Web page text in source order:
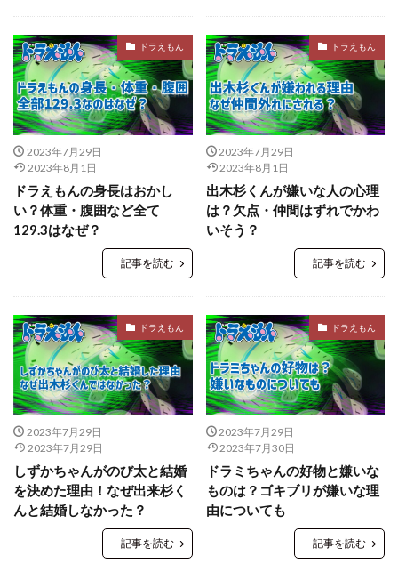
ドラえもん
2023年7月29日
2023年8月1日
ドラえもんの身長はおかし
い？体重・腹囲など全て
129.3はなぜ？
記事を読む
ドラえもん
2023年7月29日
2023年8月1日
出木杉くんが嫌いな人の心理
は？欠点・仲間はずれでかわ
いそう？
記事を読む
ドラえもん
2023年7月29日
2023年7月29日
しずかちゃんがのび太と結婚
を決めた理由！なぜ出来杉く
んと結婚しなかった？
記事を読む
ドラえもん
2023年7月29日
2023年7月30日
ドラミちゃんの好物と嫌いな
ものは？ゴキブリが嫌いな理
由についても
記事を読む